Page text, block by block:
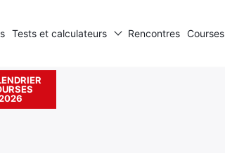
Tests et calculateurs Rencontres Courses